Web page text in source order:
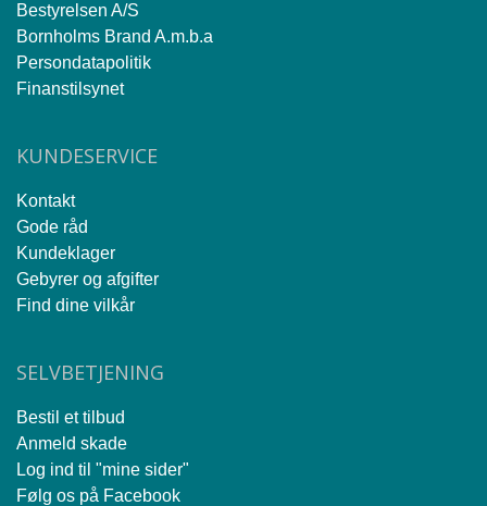
Bestyrelsen A/S
Bornholms Brand A.m.b.a
Persondatapolitik
Finanstilsynet
KUNDESERVICE
Kontakt
Gode råd
Kundeklager
Gebyrer og afgifter
Find dine vilkår
SELVBETJENING
Bestil et tilbud
Anmeld skade
Log ind til "mine sider"
Følg os på Facebook